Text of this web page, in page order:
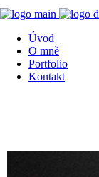
Úvod
O mně
Portfolio
Kontakt